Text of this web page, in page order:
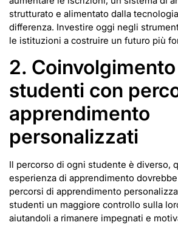
strutturato e alimentato dalla
differenza. Investire oggi negli
le istituzioni a costruire un futuro più
2.
studenti con
apprendimento
personalizzati
Il percorso di ogni studente è diverso,
esperienza di apprendimento
percorsi di apprendimento
studenti un maggiore controllo sulla
aiutandoli a rimanere impegnati e